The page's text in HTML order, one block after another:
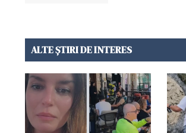
ALTE ȘTIRI DE INTERES